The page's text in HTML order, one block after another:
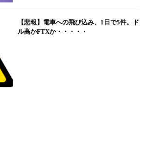
【悲報】電車への飛び込み、1日で5件。ド
ル高かFTXか・・・・・